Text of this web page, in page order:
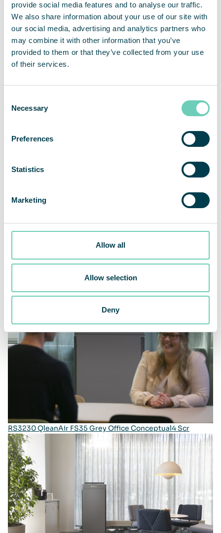
provide social media features and to analyse our traffic.
We also share information about your use of our site with
our social media, advertising and analytics partners who
may combine it with other information that you’ve
provided to them or that they’ve collected from your use
of their services.
Selection
Necessary
Preferences
Statistics
Marketing
Allow all
Allow selection
Deny
möter tuffa kvalitetskrav
RS3230 QleanAir FS35 Grey Office Conceptual4 Scr